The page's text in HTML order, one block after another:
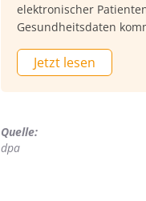
elektronischer
Gesundheitsdaten
wurden inzwischen
Damit hätten die
ePA ausgestattet.
Jetzt lesen
Quelle:
dpa